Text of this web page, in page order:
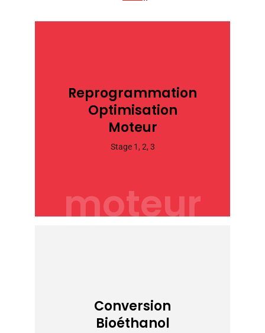
moteur
Reprogrammation
Optimisation
Moteur
Stage 1, 2, 3
Conversion
Bioéthanol